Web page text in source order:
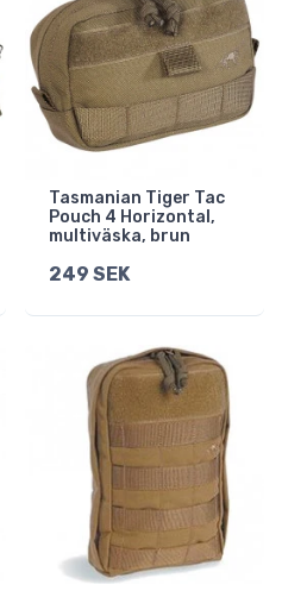
Tasmanian Tiger Tac
Pouch 4 Horizontal,
multiväska, brun
249 SEK